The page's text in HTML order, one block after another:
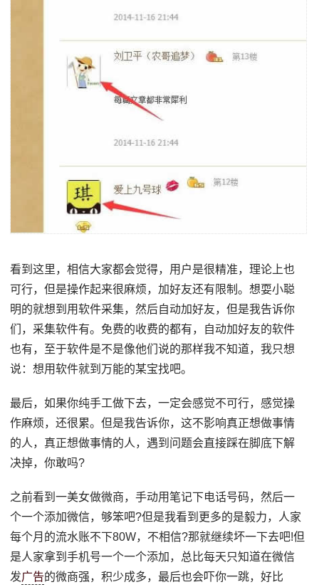
看到这里，相信大家都会觉得，用户是很精准，理论上也
可行，但是操作起来很麻烦，加好友还有限制。想耍小聪
明的就想到用软件采集，然后自动加好友，但是我告诉你
们，采集软件有。免费的收费的都有，自动加好友的软件
也有，至于软件是不是像他们说的那样我不知道，我只想
说：想用软件就到万能的某宝找吧。
最后，如果你纯手工做下去，一定会感觉不可行，感觉操
作麻烦，还很累。但是我告诉你，这不影响真正想做事情
的人，真正想做事情的人，遇到问题会直接踩在脚底下解
决掉，你敢吗?
之前看到一美女做微商，手动用笔记下电话号码，然后一
个一个添加微信，够笨吧?但是我看到更多的是毅力，人家
每个月的流水账不下80W，不相信?那就继续坏一下去吧!但
是人家拿到手机号一个一个添加，总比每天只知道在微信
发广告的微商强，积少成多，最后也会吓你一跳，好比